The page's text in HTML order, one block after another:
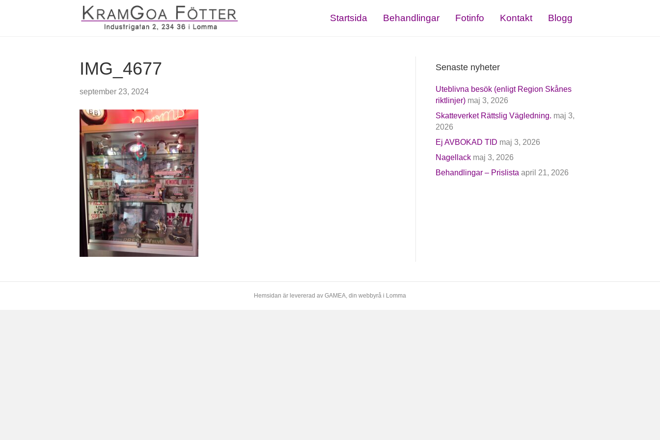
Startsida Behandlingar Fotinfo Kontakt Blogg
IMG_4677
september 23, 2024
Senaste nyheter
Uteblivna besök (enligt Region Skånes
riktlinjer) maj 3, 2026
Skatteverket Rättslig Vägledning. maj 3,
2026
Ej AVBOKAD TID maj 3, 2026
Nagellack maj 3, 2026
Behandlingar – Prislista april 21, 2026
Hemsidan är levererad av GAMEA, din webbyrå i Lomma